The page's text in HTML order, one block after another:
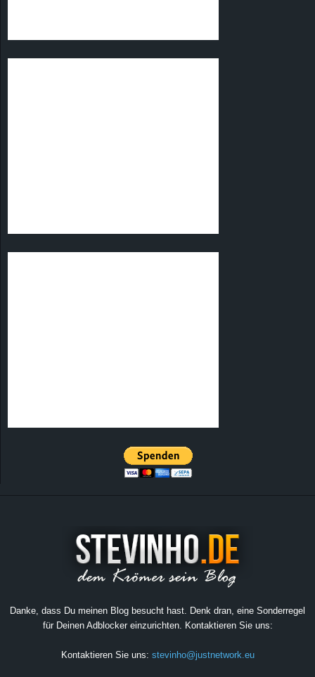
Danke, dass Du meinen Blog besucht hast. Denk dran, eine Sonderregel
für Deinen Adblocker einzurichten. Kontaktieren Sie uns:
Kontaktieren Sie uns: stevinho@justnetwork.eu